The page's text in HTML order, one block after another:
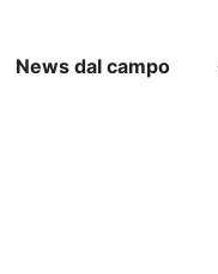
News dal campo